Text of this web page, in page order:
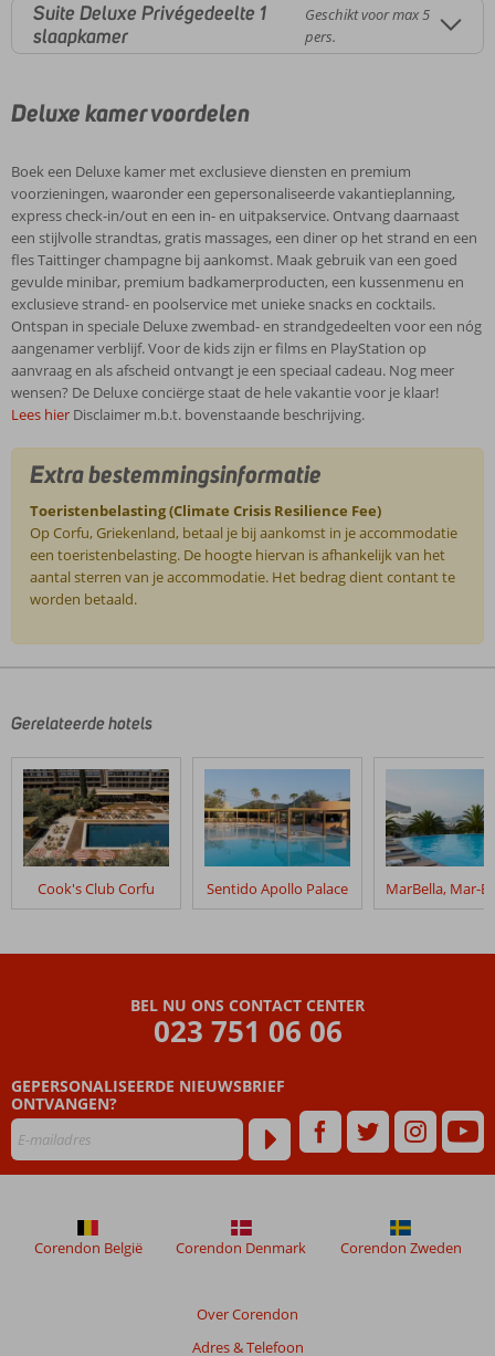
Suite Deluxe Privégedeelte 1
slaapkamer
Geschikt voor max 5
pers.
Deluxe kamer voordelen
Boek een Deluxe kamer met exclusieve diensten en premium
voorzieningen, waaronder een gepersonaliseerde vakantieplanning,
express check-in/out en een in- en uitpakservice. Ontvang daarnaast
een stijlvolle strandtas, gratis massages, een diner op het strand en een
fles Taittinger champagne bij aankomst. Maak gebruik van een goed
gevulde minibar, premium badkamerproducten, een kussenmenu en
exclusieve strand- en poolservice met unieke snacks en cocktails.
Ontspan in speciale Deluxe zwembad- en strandgedeelten voor een nóg
aangenamer verblijf. Voor de kids zijn er films en PlayStation op
aanvraag en als afscheid ontvangt je een speciaal cadeau. Nog meer
wensen? De Deluxe conciërge staat de hele vakantie voor je klaar!
Lees hier Disclaimer m.b.t. bovenstaande beschrijving.
Extra bestemmingsinformatie
Toeristenbelasting (Climate Crisis Resilience Fee)
Op Corfu, Griekenland, betaal je bij aankomst in je accommodatie
een toeristenbelasting. De hoogte hiervan is afhankelijk van het
aantal sterren van je accommodatie. Het bedrag dient contant te
worden betaald.
door
klanten
geschreven
na
hun
verblijf
Ikos
48
maanden
meer
om
de
Gerelateerde hotels
Cook's Club Corfu Sentido Apollo Palace
BEL NU ONS CONTACT CENTER
023 751 06 06
GEPERSONALISEERDE NIEUWSBRIEF
ONTVANGEN?
Over Corendon
Adres & Telefoon
Corendon België Corendon Denmark Corendon Zweden